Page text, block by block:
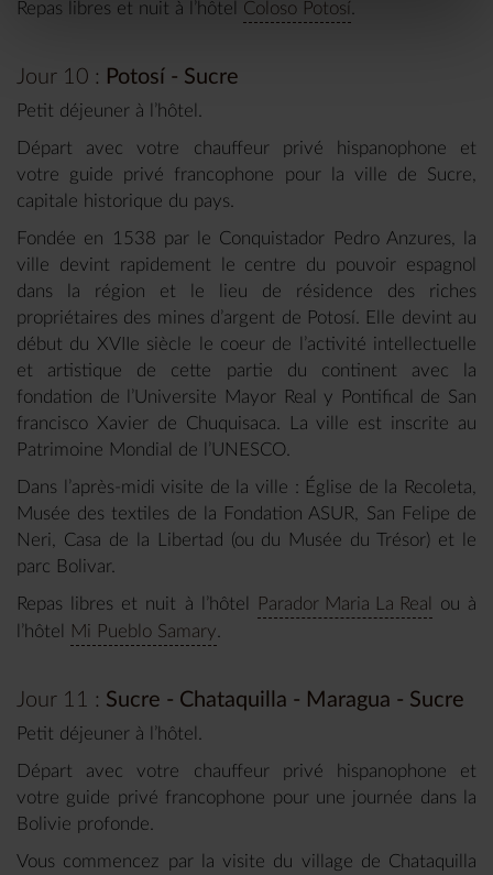
Repas libres et nuit à l’hôtel Coloso Potosí
Jour 10 : Potosí - Sucre
Petit déjeuner à l’hôtel.
Départ avec votre chauffeur privé hispanophone et
votre guide privé francophone pour la ville de Sucre,
capitale historique du pays.
Fondée en 1538 par le Conquistador Pedro Anzures, la
ville devint rapidement le centre du pouvoir espagnol
dans la région et le lieu de résidence des riches
propriétaires des mines d’argent de Potosí. Elle devint au
début du XVIIe siècle le coeur de l’activité intellectuelle
et artistique de cette partie du continent avec la
fondation de l’Universite Mayor Real y Pontifical de San
francisco Xavier de Chuquisaca. La ville est inscrite au
Patrimoine Mondial de l’UNESCO.
Dans l’après-midi visite de la ville : Église de la Recoleta,
Musée des textiles de la Fondation ASUR, San Felipe de
Neri, Casa de la Libertad (ou du Musée du Trésor) et le
parc Bolivar.
Repas libres et nuit à l’hôtel
Parador Maria La Real
ou à
l’hôtel
Mi Pueblo Samary
Jour 11 : Sucre - Chataquilla - Maragua - Sucre
Petit déjeuner à l’hôtel.
Départ avec votre chauffeur privé hispanophone et
votre guide privé francophone pour une journée dans la
Bolivie profonde.
Vous commencez par la visite du village de Chataquilla